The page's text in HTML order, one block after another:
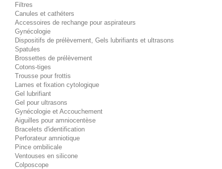
Filtres
Canules et cathéters
Accessoires de rechange pour aspirateurs
Gynécologie
Dispositifs de prélèvement, Gels lubrifiants et ultrasons
Spatules
Brossettes de prélèvement
Cotons-tiges
Trousse pour frottis
Lames et fixation cytologique
Gel lubrifiant
Gel pour ultrasons
Gynécologie et Accouchement
Aiguilles pour amniocentèse
Bracelets d'identification
Perforateur amniotique
Pince ombilicale
Ventouses en silicone
Colposcope